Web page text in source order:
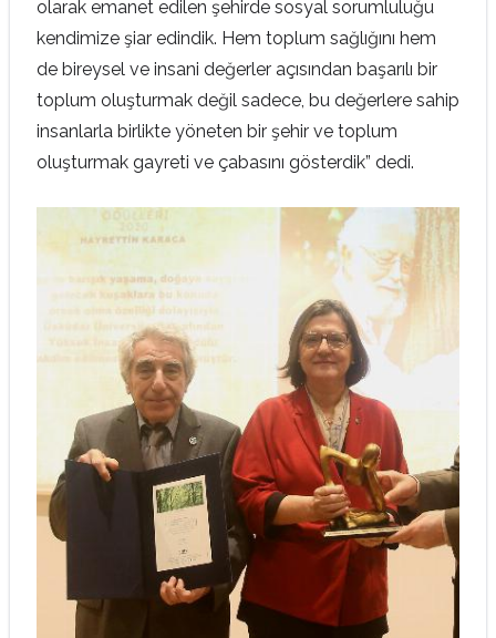
olarak emanet edilen şehirde sosyal sorumluluğu
kendimize şiar edindik. Hem toplum sağlığını hem
de bireysel ve insani değerler açısından başarılı bir
toplum oluşturmak değil sadece, bu değerlere sahip
insanlarla birlikte yöneten bir şehir ve toplum
oluşturmak gayreti ve çabasını gösterdik” dedi.